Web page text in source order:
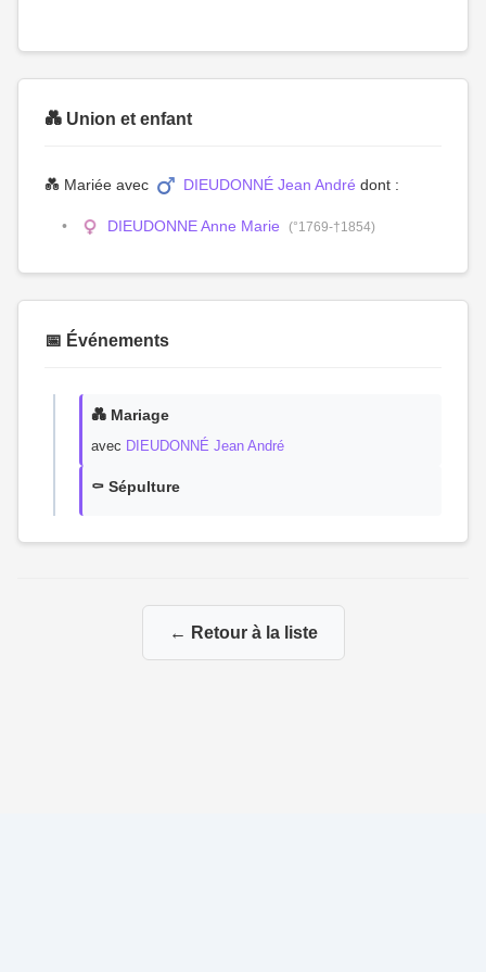
💑 Union et enfant
💑 Mariée avec DIEUDONNÉ Jean André dont :
DIEUDONNE Anne Marie (°1769-†1854)
📅 Événements
💑 Mariage
avec DIEUDONNÉ Jean André
⚰️ Sépulture
← Retour à la liste